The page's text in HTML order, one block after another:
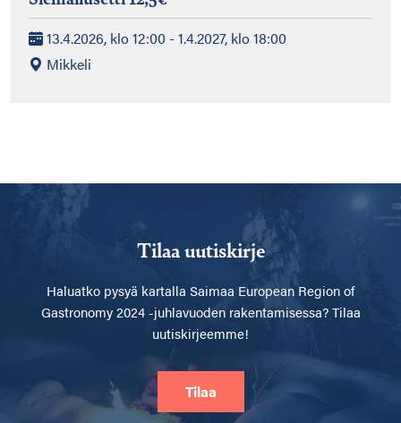
13.4.2026, klo 12:00 - 1.4.2027, klo 18:00
Mikkeli
Tilaa uutiskirje
Haluatko pysyä kartalla Saimaa European Region of
Gastronomy 2024 -juhlavuoden rakentamisessa? Tilaa
uutiskirjeemme!
Tilaa